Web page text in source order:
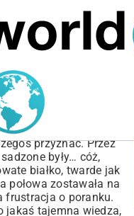
04.10.2025
Idealne Jajka
Jak Usmażyć
przyznać. Przez
były… cóż,
białko, twarde jak
połowa zostawała na
frustracja o poranku.
jakaś tajemna wiedza,